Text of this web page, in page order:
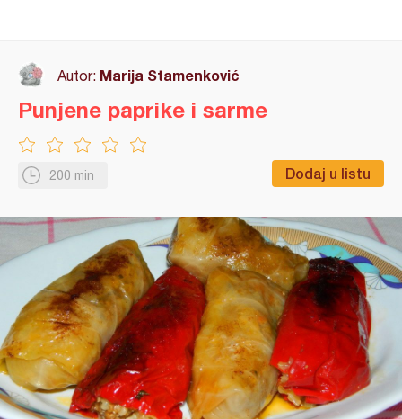
Autor: Marija Stamenković
200 min Dodaj u listu
Punjene paprike i sarme